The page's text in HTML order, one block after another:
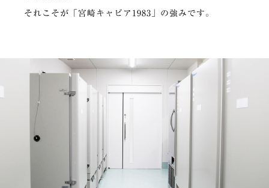
それこそが「宮崎キャビア1983」の強みです。